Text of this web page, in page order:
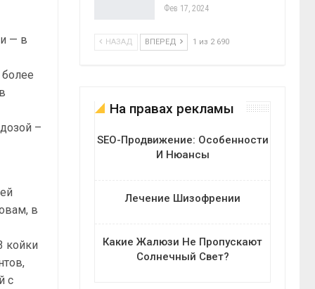
— в
–
в
койки
с
Фев 17, 2024
НАЗАД ВПЕРЕД 1 из 2 690
На правах рекламы
SEO-Продвижение: Особенности
И Нюансы
Лечение Шизофрении
Какие Жалюзи Не Пропускают
Солнечный Свет?